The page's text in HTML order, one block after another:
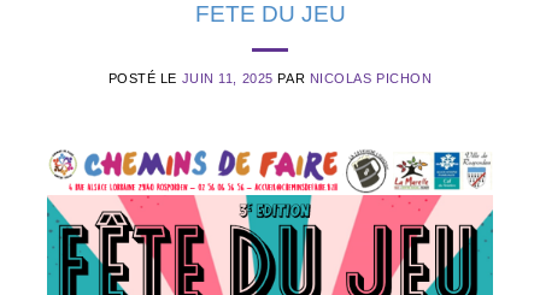
FETE DU JEU
POSTÉ LE JUIN 11, 2025 PAR NICOLAS PICHON